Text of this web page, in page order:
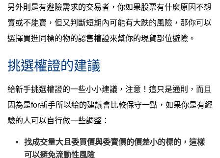
另外則是有避險需求的交易者，你如果股票有什麼原因不想
賣或不能賣，但又判斷短期內可能有大跌的風險，那你可以
選擇買進同標的物的認售權證來幫你的現貨部位避險。
挑選權證的建議
給新手挑選權證的一些小小建議，注意！這只是通則，而且
因為是for新手所以給的建議會比較保守一點，如果你是有經
驗的人可以自行做一些調整：
找成交量大且委買價與委賣價的價差小的標的，這樣
可以避免流動性風險